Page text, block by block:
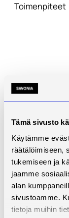
Tämä sivusto
Käytämme
räätälöimiseen,
tukemiseen ja
jaamme
alan
sivustoamme.
tietoja muihin
Toimenpiteet